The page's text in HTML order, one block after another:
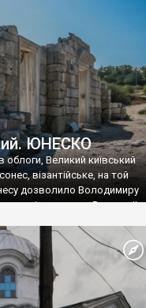
з фондів об’єкту
Таврійського».
але експерти та
[…]
ЮНЕСКО
облоги, Великий київський
візантійське, на той
дозволило Володимиру
імператору Василю ІІ,
Василем-
Русі. На честь
місто […]